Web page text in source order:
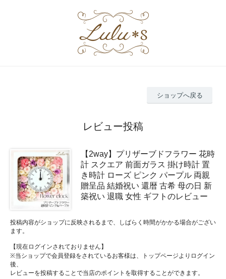
ショップへ戻る
レビュー投稿
【2way】プリザーブドフラワー 花時
計 スクエア 前面ガラス 掛け時計 置
き時計 ローズ ピンク パープル 両親
贈呈品 結婚祝い 還暦 古希 母の日 新
築祝い 退職 女性 ギフトのレビュー
投稿内容がショップに反映されるまで、しばらく時間がかかる場合がござい
ます。
【現在ログインされておりません】
※当ショップで会員登録をされているお客様は、トップページよりログイン
後、
レビューを投稿することで当店のポイントを取得することができます。